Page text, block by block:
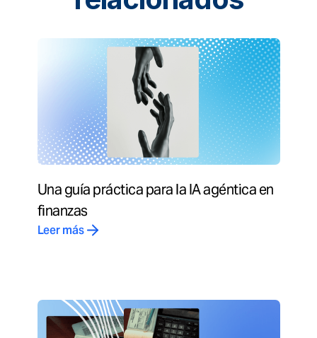
Una guía práctica para la IA agéntica en
finanzas
Leer más